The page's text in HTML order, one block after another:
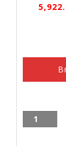
Drvena
prostirka